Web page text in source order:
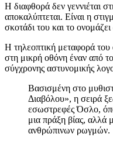
Η διαφθορά δεν γεννιέται
αποκαλύπτεται. Είναι η
σκοτάδι του και το
Η τηλεοπτική μεταφορά
στη μικρή οθόνη έναν από
σύγχρονης αστυνομικής
Βασισμένη στο
Διαβόλου», η σειρά
εσωστρεφές Όσλο,
μια πράξη βίας, αλλά
ανθρώπινων ρωγμών.